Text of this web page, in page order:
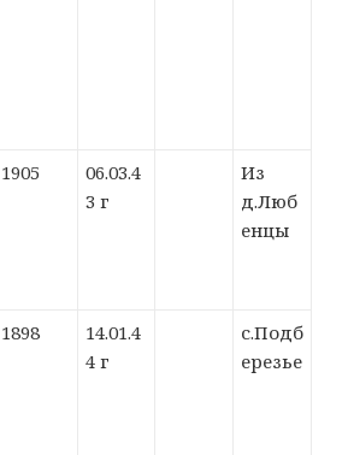
1905
06.03.4
3 г
Из
д.Люб
енцы
1898
14.01.4
4 г
с.Подб
ерезье